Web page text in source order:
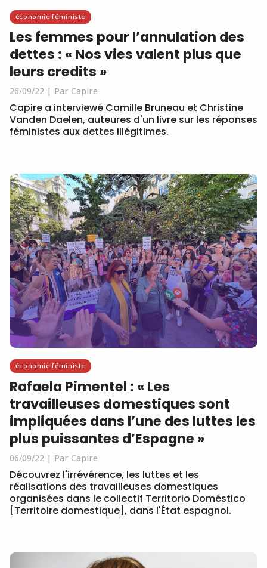
économie féministe
Les femmes pour l’annulation des
dettes : « Nos vies valent plus que
leurs credits »
26/09/22 Par Capire
Capire a interviewé Camille Bruneau et Christine
Vanden Daelen, auteures d'un livre sur les réponses
féministes aux dettes illégitimes.
économie féministe
Rafaela Pimentel : « Les
travailleuses domestiques sont
impliquées dans l’une des luttes les
plus puissantes d’Espagne »
06/09/22 Par Capire
Découvrez l'irrévérence, les luttes et les
réalisations des travailleuses domestiques
organisées dans le collectif Territorio Doméstico
[Territoire domestique], dans l'État espagnol.